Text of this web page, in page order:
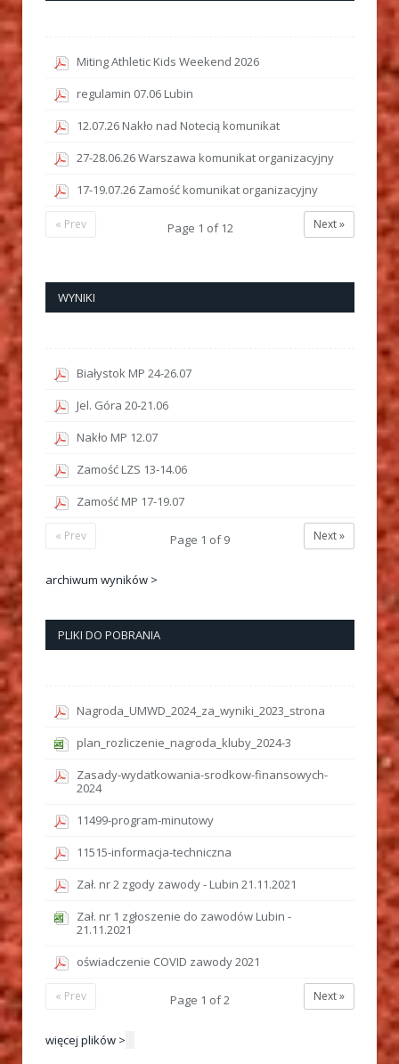
Miting Athletic Kids Weekend 2026
regulamin 07.06 Lubin
12.07.26 Nakło nad Notecią komunikat
27-28.06.26 Warszawa komunikat organizacyjny
17-19.07.26 Zamość komunikat organizacyjny
Next »
Page 1 of12
« Prev
WYNIKI
Białystok MP 24-26.07
Jel. Góra 20-21.06
Nakło MP 12.07
Zamość LZS 13-14.06
Zamość MP 17-19.07
Next »
Page 1 of9
« Prev
archiwum wyników >
PLIKI DO POBRANIA
Nagroda_UMWD_2024_za_wyniki_2023_strona
plan_rozliczenie_nagroda_kluby_2024-3
Zasady-wydatkowania-srodkow-finansowych-
2024
11499-program-minutowy
11515-informacja-techniczna
Zał. nr 2 zgody zawody - Lubin 21.11.2021
Zał. nr 1 zgłoszenie do zawodów Lubin -
21.11.2021
oświadczenie COVID zawody 2021
Next »
Page 1 of2
« Prev
więcej plików >